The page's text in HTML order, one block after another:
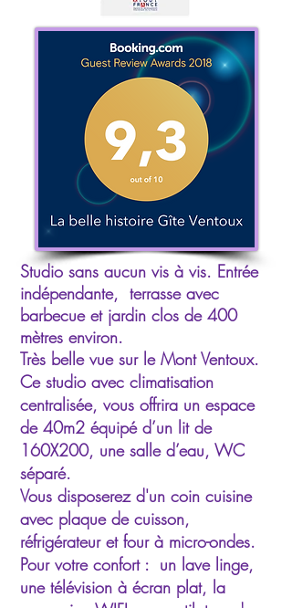
Studio sans aucun vis à vis. Entrée
indépendante, terrasse avec
barbecue et jardin clos de 400
mètres environ.
Très belle vue sur le Mont Ventoux.
Ce studio avec climatisation
centralisée, vous offrira un espace
de 40m2 équipé d’un lit de
160X200, une salle d’eau, WC
séparé.
Vous disposerez d'un coin cuisine
avec plaque de cuisson,
réfrigérateur et four à micro-ondes.
Pour votre confort : un lave linge,
une télévision à écran plat, la